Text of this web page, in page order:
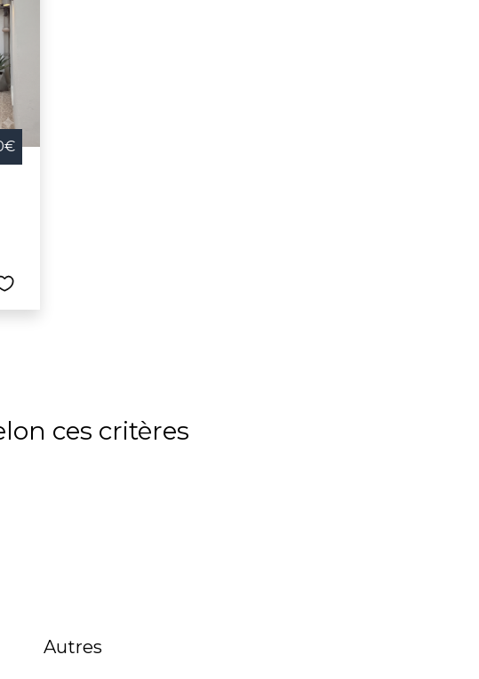
telles que la Braderie de Lille, la nuit des
bleue dédiée aux aînés. Avec son riche réseau
Beaux-Arts, le Grand Palais, le conservatoire
ceux cherchant une maison à vendre dans une ville
ces critères
Autres